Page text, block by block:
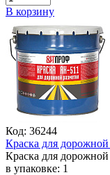
В корзину
Код: 36244
Краска для
Краска для
в упаковке: 1